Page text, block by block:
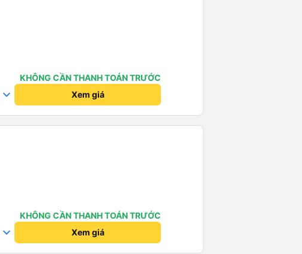
KHÔNG CẦN THANH TOÁN TRƯỚC
keyboard_arrow_down Xem giá
KHÔNG CẦN THANH TOÁN TRƯỚC
keyboard_arrow_down Xem giá